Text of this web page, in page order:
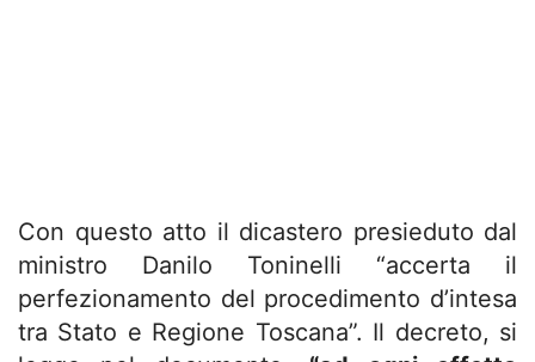
Con questo atto il dicastero presieduto dal
ministro Danilo Toninelli “accerta il
perfezionamento del procedimento d’intesa
tra Stato e Regione Toscana”. Il decreto, si